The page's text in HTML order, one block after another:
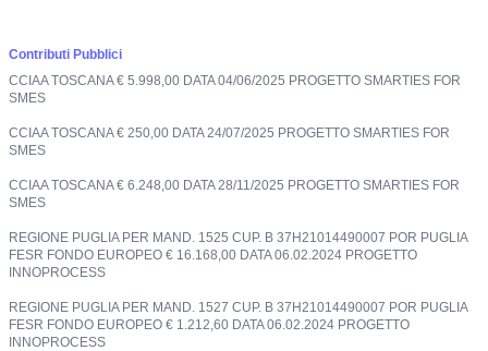
Contributi Pubblici
CCIAA TOSCANA € 5.998,00 DATA 04/06/2025 PROGETTO SMARTIES FOR
SMES
CCIAA TOSCANA € 250,00 DATA 24/07/2025 PROGETTO SMARTIES FOR
SMES
CCIAA TOSCANA € 6.248,00 DATA 28/11/2025 PROGETTO SMARTIES FOR
SMES
REGIONE PUGLIA PER MAND. 1525 CUP. B 37H21014490007 POR PUGLIA
FESR FONDO EUROPEO € 16.168,00 DATA 06.02.2024 PROGETTO
INNOPROCESS
REGIONE PUGLIA PER MAND. 1527 CUP. B 37H21014490007 POR PUGLIA
FESR FONDO EUROPEO € 1.212,60 DATA 06.02.2024 PROGETTO
INNOPROCESS